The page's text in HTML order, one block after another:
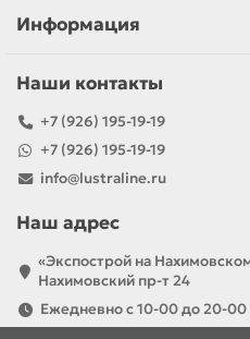
Информация
Наши контакты
+7 (926) 195-19-19
+7 (926) 195-19-19
info@lustraline.ru
Наш адрес
«Экспострой на
Нахимовский пр-т 24
Ежедневно с 10-00 до 20-00